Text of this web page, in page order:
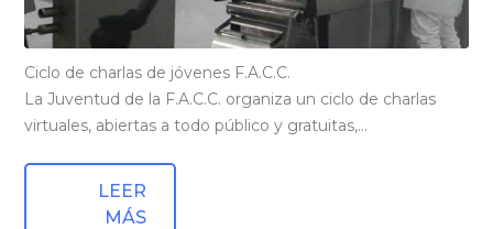
Ciclo de charlas de jóvenes F.A.C.C.
La Juventud de la F.A.C.C. organiza un ciclo de charlas
virtuales, abiertas a todo público y gratuitas,…
LEER
MÁS